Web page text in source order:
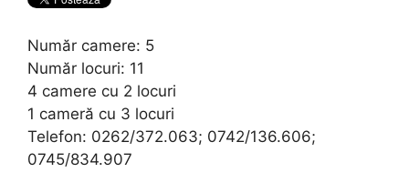
Număr camere: 5
Număr locuri: 11
4 camere cu 2 locuri
1 cameră cu 3 locuri
Telefon: 0262/372.063; 0742/136.606;
0745/834.907